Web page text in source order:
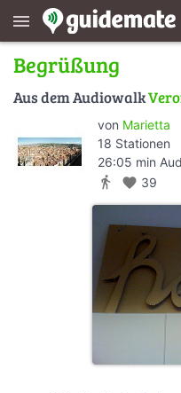
menu
Begrüßung
Aus dem Audiowalk
von Marietta
18 Stationen
26:05 min
directions_walk favorite 39